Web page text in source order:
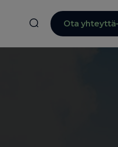
Ota yhteyttä